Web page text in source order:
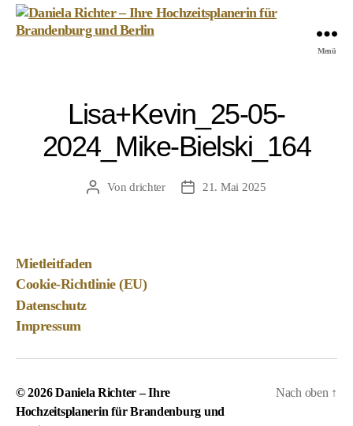
Hochzeitsplanerin
Brandenburg
Menü
Lisa+Kevin_25-05-
2024_Mike-Bielski_164
Beitragsautor
Vondrichter Veröffentlichungsdatum
21. Mai 2025
Mietleitfaden
Cookie-Richtlinie (EU)
Datenschutz
Impressum
© 2026Daniela Richter – Ihre
Hochzeitsplanerin für Brandenburg und
Nach oben ↑